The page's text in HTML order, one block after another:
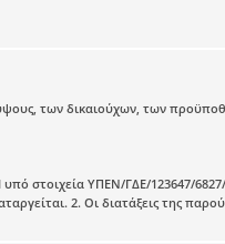
των δικαιούχων, των
υπό στοιχεία ΥΠΕΝ/ΓΔΕ/123647/
2. Οι διατάξεις της